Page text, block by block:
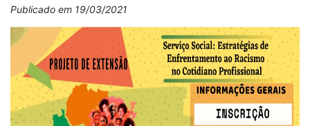
Publicado em 19/03/2021